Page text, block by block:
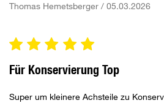
Thomas Hemetsberger / 05.03.2026
Für Konservierung Top
Super um kleinere Achsteile zu